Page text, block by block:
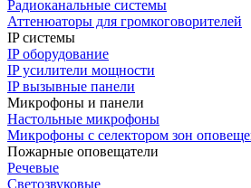
Радиоканальные системы
Аттенюаторы для громкоговорителей
IP системы
IP оборудование
IP усилители мощности
IP вызывные панели
Микрофоны и панели
Настольные микрофоны
Микрофоны с селектором зон
Пожарные оповещатели
Речевые
Светозвуковые